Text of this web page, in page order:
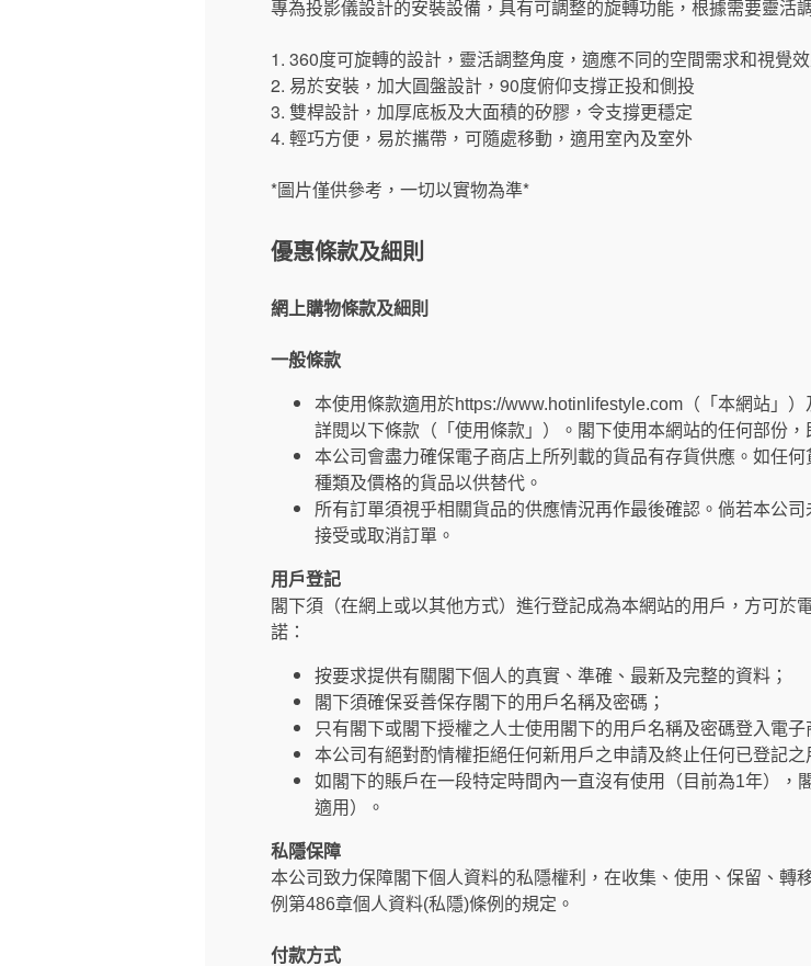
專為投影儀設計的安裝設備，具有可調整的旋轉功能，根據需要靈活
1. 360度可旋轉的設計，靈活調整角度，適應不同的空間需求和視覺
2. 易於安裝，加大圓盤設計，90度俯仰支撐正投和側投
3. 雙桿設計，加厚底板及大面積的矽膠，令支撐更穩定
4. 輕巧方便，易於攜帶，可隨處移動，適用室內及室外
*圖片僅供參考，一切以實物為準*
優惠條款及細則
網上購物條款及細則
一般條款
本使用條款適用於https://www.hotinlifestyle.com（「本網站」
詳閱以下條款（「使用條款」）。閣下使用本網站的任何部份
本公司會盡力確保電子商店上所列載的貨品有存貨供應。如任
種類及價格的貨品以供替代。
所有訂單須視乎相關貨品的供應情況再作最後確認。倘若本公
接受或取消訂單。
用戶登記
閣下須（在網上或以其他方式）進行登記成為本網站的用戶，方可於
諾：
按要求提供有關閣下個人的真實、準確、最新及完整的資料；
閣下須確保妥善保存閣下的用戶名稱及密碼；
只有閣下或閣下授權之人士使用閣下的用戶名稱及密碼登入電子
本公司有絕對酌情權拒絕任何新用戶之申請及終止任何已登記之
如閣下的賬戶在一段特定時間內一直沒有使用（目前為1年），
適用）。
私隱保障
本公司致力保障閣下個人資料的私隱權利，在收集、使用、保留、轉
例第486章個人資料(私隱)條例的規定。
付款方式